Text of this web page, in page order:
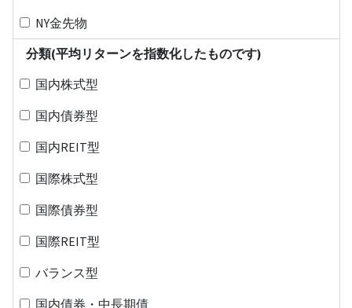
NY金先物
分類(平均リターンを指数化したものです)
国内株式型
国内債券型
国内REIT型
国際株式型
国際債券型
国際REIT型
バランス型
国内債券・中長期債